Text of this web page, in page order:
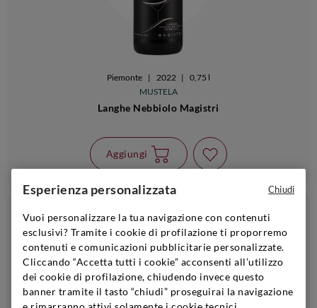
Piemonte | 2022 | 0,75 l
MUSTELA
Langhe Nebbiolo Magistri
Aggiungi
6bt - 10% | 24bt - 20% i €12,90
Esperienza personalizzata
Vuoi personalizzare la tua navigazione con contenuti
esclusivi? Tramite i cookie di profilazione ti proporremo
contenuti e comunicazioni pubblicitarie personalizzate.
Cliccando “Accetta tutti i cookie” acconsenti all’utilizzo
dei cookie di profilazione, chiudendo invece questo
banner tramite il tasto “chiudi” proseguirai la navigazione
Chiudi